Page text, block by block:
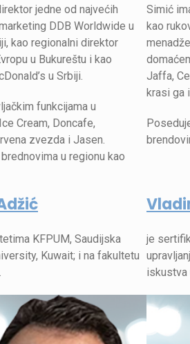
jedne od najvećih
DDB Worldwide u
kao regionalni direktor
u Bukureštu i kao
u Srbiji.
funkcijama u
Cream, Doncafe,
zvezda i Jasen.
u regionu kao
Simić
kao
Jaffa,
krasi ga
KFPUM, Saudijska
Kuwait; i na fakultetu
je
iskustva